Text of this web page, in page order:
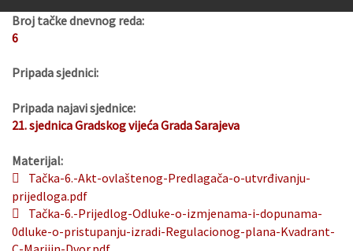
Broj tačke dnevnog reda:
6
Pripada sjednici:
Pripada najavi sjednice:
21. sjednica Gradskog vijeća Grada Sarajeva
Materijal:
Tačka-6.-Akt-ovlaštenog-Predlagača-o-utvrđivanju-
prijedloga.pdf
Tačka-6.-Prijedlog-Odluke-o-izmjenama-i-dopunama-
0dluke-o-pristupanju-izradi-Regulacionog-plana-Kvadrant-